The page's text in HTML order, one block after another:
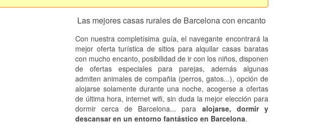
Las mejores casas rurales de Barcelona con encanto
Con nuestra completísima guía, el navegante encontrará la
mejor oferta turística de sitios para alquilar casas baratas
con mucho encanto, posibilidad de ir con los niños, disponen
de ofertas especiales para parejas, además algunas
admiten animales de compañia (perros, gatos...), opción de
alojarse solamente durante una noche, acogerse a ofertas
de última hora, internet wifi, sin duda la mejor elección para
dormir cerca de Barcelona... para alojarse, dormir y
descansar en un entorno fantástico en Barcelona.